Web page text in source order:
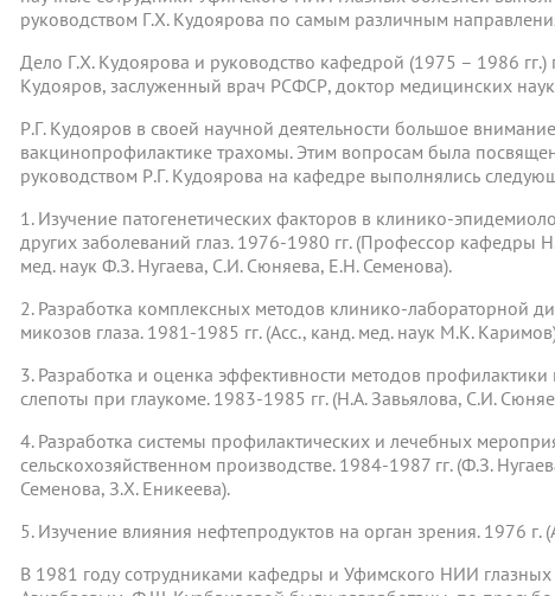
руководством Г.Х. Кудоярова по самым различным
Дело Г.Х. Кудоярова и руководство кафедрой (1975 – 1986
Кудояров, заслуженный врач РСФСР, доктор медицинских
Р.Г. Кудояров в своей научной деятельности большое
вакцинопрофилактике трахомы. Этим вопросам была
руководством Р.Г. Кудоярова на кафедре выполнялись
1. Изучение патогенетических факторов в клинико-
других заболеваний глаз. 1976-1980 гг. (Профессор кафедры
мед. наук Ф.З. Нугаева, С.И. Сюняева, Е.Н. Семенова).
2. Разработка комплексных методов клинико-лабораторной
микозов глаза. 1981-1985 гг. (Асс., канд. мед. наук М.К.
3. Разработка и оценка эффективности методов
слепоты при глаукоме. 1983-1985 гг. (Н.А. Завьялова, С.И.
4. Разработка системы профилактических и лечебных
сельскохозяйственном производстве. 1984-1987 гг. (Ф.З.
Семенова, З.Х. Еникеева).
5. Изучение влияния нефтепродуктов на орган зрения. 1976 г.
В 1981 году сотрудниками кафедры и Уфимского НИИ